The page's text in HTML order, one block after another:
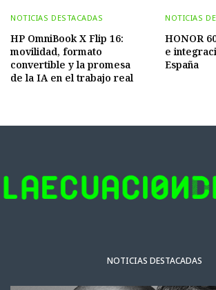
NOTICIAS DESTACADAS
HP OmniBook X Flip 16:
movilidad, formato
convertible y la promesa
de la IA en el trabajo real
NOTICIAS
HONOR
e
España
NOTICIAS DESTACADAS